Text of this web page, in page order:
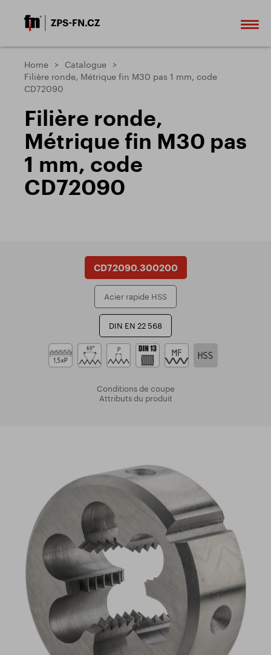
Home
Catalogue
Filière ronde, Métrique fin M30 pas 1 mm, code
CD72090
Filière ronde,
Métrique fin M30 pas
1 mm, code
CD72090
CD72090.300200
Acier rapide HSS
DIN EN 22 568
Conditions de coupe
Attributs du produit